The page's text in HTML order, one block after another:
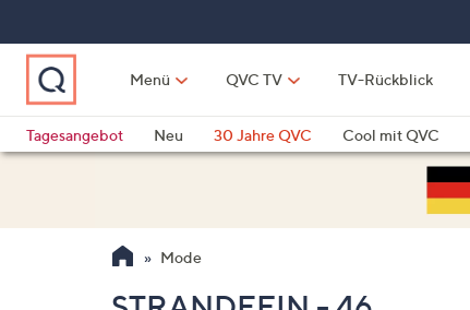
springen
Menü QVC TV TV-Rückblick
Tagesangebot
Neu 30 Jahre QVC Cool mit QVC
Mode